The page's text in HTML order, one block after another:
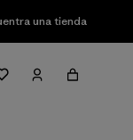
una tienda
& Sort